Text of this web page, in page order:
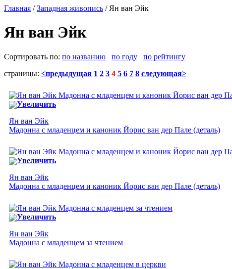
Главная /Западная живопись / Ян ван Эйк
Ян ван Эйк
Сортировать по: по названию по году
по рейтингу
страницы: <предыдущая 1 2 3 4 5 6 7 8 следующая>
Увеличить
Ян ван Эйк
Мадонна с младенцем и каноник Йорис ван дер Пале (деталь)
Увеличить
Ян ван Эйк
Мадонна с младенцем и каноник Йорис ван дер Пале (деталь)
Увеличить
Ян ван Эйк
Мадонна с младенцем за чтением